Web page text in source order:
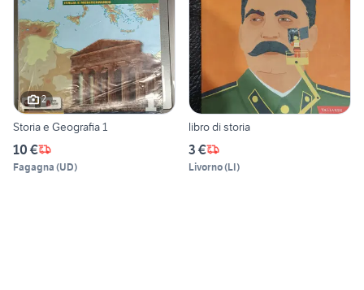
2
Storia e Geografia 1
10 €
Fagagna (UD)
libro di storia
3 €
Livorno(LI)